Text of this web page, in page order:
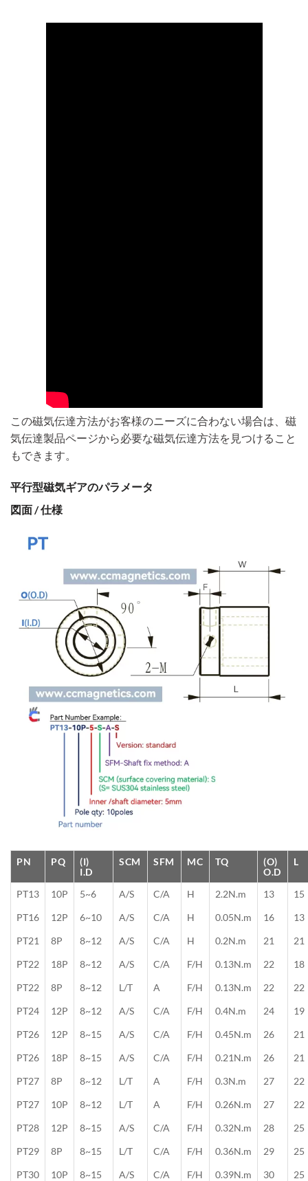
この磁気伝達方法がお客様のニーズに合わない場合は、磁
気伝達製品ページから必要な磁気伝達方法を見つけること
もできます。
平行型磁気ギアのパラメータ
図面 / 仕様
PN PQ
(I)
I.D
SCM SFM MC TQ
(O)
O.D
L
PT13 10P 5~6 A/S C/A H 2.2N.m 13
15
PT16
12P 6~10 A/S C/A H 0.05N.m 16
13
PT21
8P 8~12 A/S C/A H 0.2N.m 21
21
PT22
18P 8~12 A/S C/A F/H 0.13N.m 22
18
PT22
8P 8~12 L/T A F/H 0.13N.m 22
22
PT24
12P 8~12 A/S C/A F/H 0.4N.m 24
19
PT26
12P 8~15 A/S C/A F/H 0.45N.m 26
21
PT26
18P 8~15 A/S C/A F/H 0.21N.m 26
21
PT27
8P 8~12 L/T A F/H 0.3N.m 27
22
PT27
10P 8~12 L/T A F/H 0.26N.m 27
22
PT28
12P 8~15 A/S C/A F/H 0.32N.m 28
25
PT29
8P 8~15 L/T C/A F/H 0.36N.m 29
25
PT30
10P 8~15 A/S C/A F/H 0.39N.m 30
25